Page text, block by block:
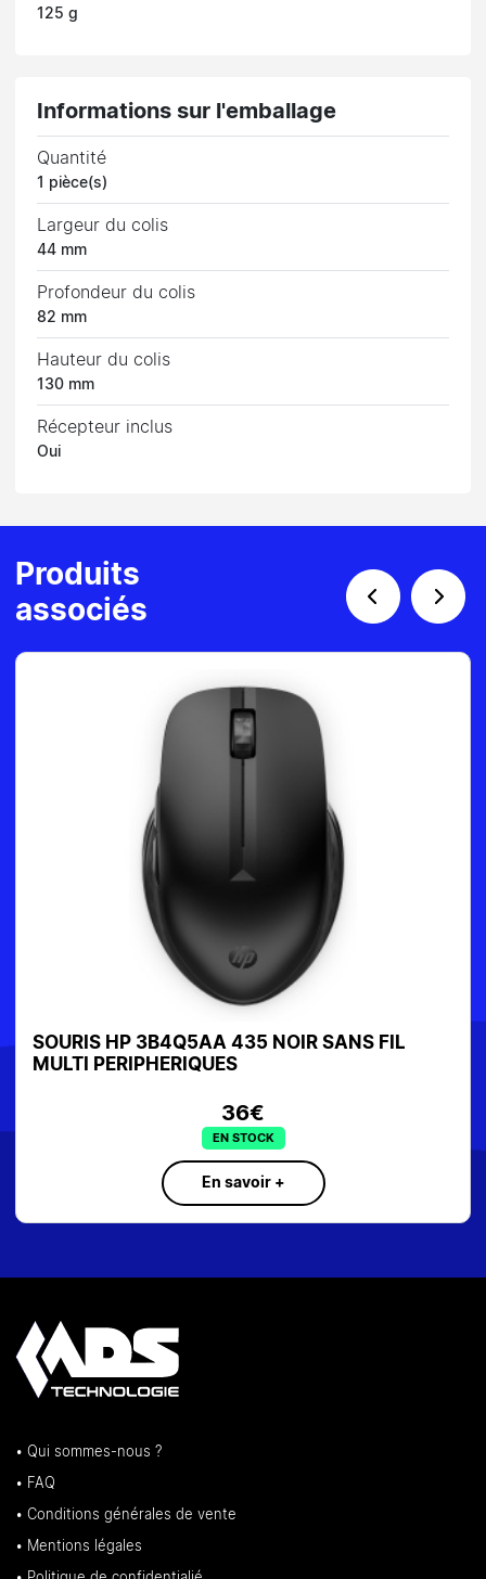
125 g
Informations sur l'emballage
Quantité
1 pièce(s)
Largeur du colis
44 mm
Profondeur du colis
82 mm
Hauteur du colis
130 mm
Récepteur inclus
Oui
Produits
associés
SOURIS HP 3B4Q5AA 435 NOIR SANS FIL
MULTI PERIPHERIQUES
36€
EN STOCK
En savoir +
• Qui sommes-nous ?
• FAQ
• Conditions générales de vente
• Mentions légales